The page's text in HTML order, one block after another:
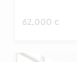
62,000 €